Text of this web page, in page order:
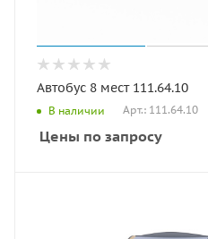
Автобус 8 мест 111.64.10
В наличии Арт.: 111.64.10
Цены по запросу